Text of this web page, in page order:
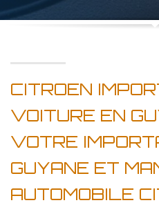
CITROEN
VOITURE EN
VOTRE
GUYANE ET
AUTOMOBILE